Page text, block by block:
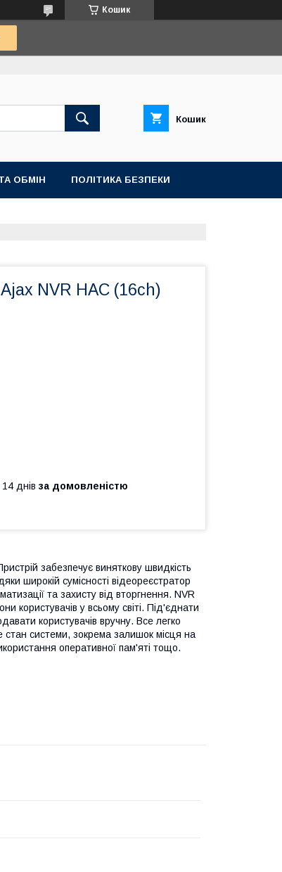
Кошик
Кошик
ОБМІН ПОЛІТИКА БЕЗПЕКИ
NVR HAC (16ch)
днів за домовленістю
забезпечує виняткову швидкість
широкій сумісності відеореєстратор
та захисту від вторгнення. NVR
користувачів у всьому світі. Під'єднати
користувачів вручну. Все легко
стан системи, зокрема залишок місця на
оперативної пам'яті тощо.